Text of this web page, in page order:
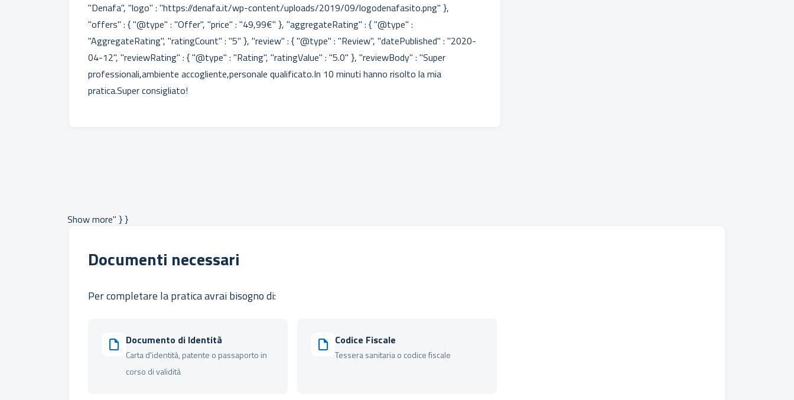
"Denafa", "logo" : "https://denafa.it/wp-content/uploads/2019/09/logodenafasito.png" },
"offers" : { "@type" : "Offer", "price" : "49,99€" }, "aggregateRating" : { "@type" :
"AggregateRating", "ratingCount" : "5" }, "review" : { "@type" : "Review", "datePublished" : "2020-
04-12", "reviewRating" : { "@type" : "Rating", "ratingValue" : "5.0" }, "reviewBody" : "Super
professionali,ambiente accogliente,personale qualificato.In 10 minuti hanno risolto la mia
pratica.Super consigliato!
Show more" } }
Documenti necessari
Per completare la pratica avrai bisogno di:
Documento di Identità
Carta d'identità, patente o passaporto in
corso di validità
Codice Fiscale
Tessera sanitaria o codice fiscale